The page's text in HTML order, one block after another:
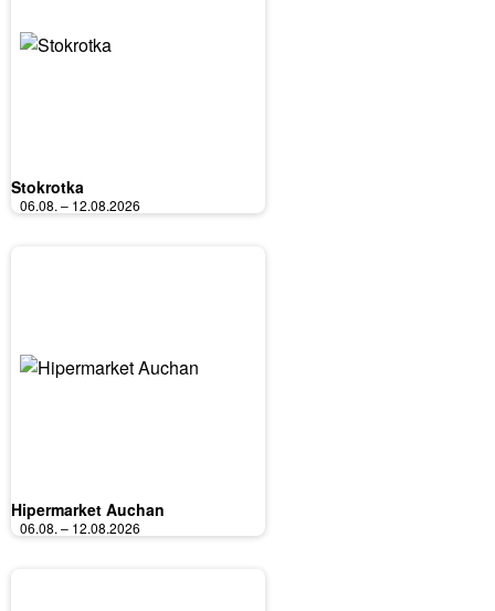
Stokrotka
06.08. – 12.08.2026
Hipermarket Auchan
06.08. – 12.08.2026